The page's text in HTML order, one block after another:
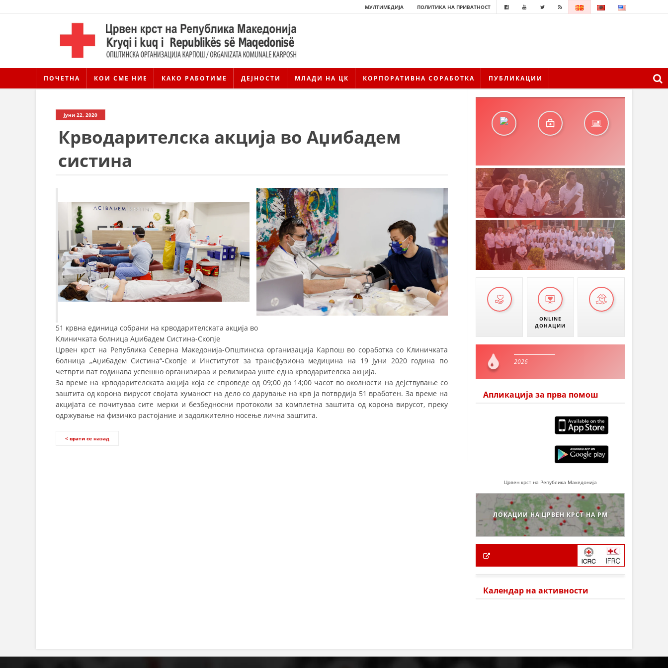
МУЛТИМЕДИЈА ПОЛИТИКА НА ПРИВАТНОСТ
ПОЧЕТНА КОИ СМЕ НИЕ КАКО РАБОТИМЕ ДЕЈНОСТИ МЛАДИ НА ЦК КОРПОРАТИВНА СОРАБОТКА ПУБЛИКАЦИИ
ДЕЈСТВУВАЊЕ
ПРИРАЧНИЦИ
ЕДУКАТИВНО ИНФОРМАТИВНИ МАТЕРИЈАЛИ
БРОШУРИ
ПОСТЕРИ
јуни 22, 2020
Крводарителска акција во Аџибадем
систина
51 крвна единица собрани на крводарителската акција во
Клиничката болница Аџибадем Систина-Скопје
Црвен крст на Република Северна Македонија-Општинска организација Карпош во соработка со Клиничката
болница „Аџибадем Систина“-Скопје и Институтот за трансфузиона медицина на 19 Јуни 2020 година по
четврти пат годинава успешно организираа и релизираа уште една крводарителска акција.
За време на крводарителската акција која се спроведе од 09;00 до 14;00 часот во околности на дејствување со
заштита од корона вирусот својата хуманост на дело со дарување на крв ја потврдија 51 вработен. За време на
акцијата се почитуваа сите мерки и безбедносни протоколи за комплетна заштита од корона вирусот, преку
одржување на физичко растојание и задолжително носење лична заштита.
< врати се назад
ONLINE
ДОНАЦИИ
2026
Апликација за прва помош
Црвен крст на Република Македонија
ЛОКАЦИИ НА ЦРВЕН КРСТ НА РМ
Календар на активности